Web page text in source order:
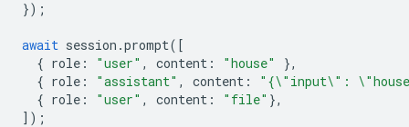
});
await session .prompt([
{ role : "user" , content : "house"
},
{ role : "assistant" , content :
"{\"input\":
{ role : "user" , content : "file" },
]);